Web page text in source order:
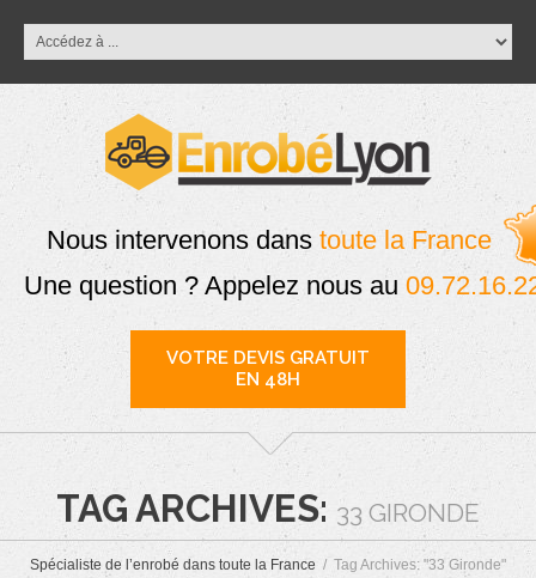
Nous intervenons dans toute la France
Une question ? Appelez nous au
VOTRE DEVIS GRATUIT
EN 48H
TAG ARCHIVES: 33 GIRONDE
Spécialiste de l’enrobé dans toute la France Tag Archives: "33 Gironde"